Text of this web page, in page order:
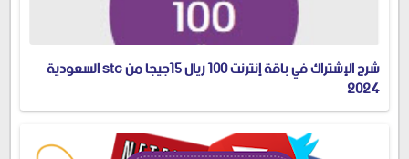
شرح الإشتراك في باقة إنترنت 100 ريال 15جيجا من stc السعودية
2024